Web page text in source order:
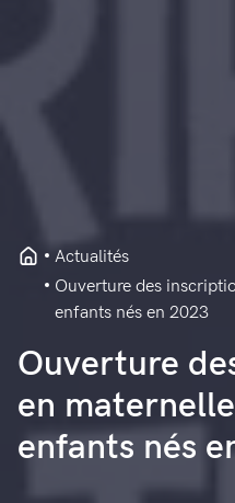
Ouverture
en
enfants nés
Actualités
Ouverture des
enfants nés en 2023